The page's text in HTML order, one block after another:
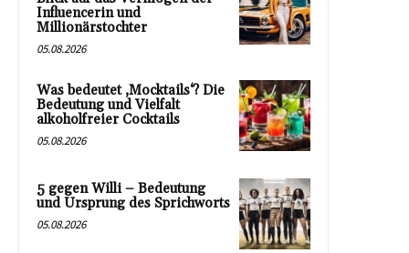
Influencerin und
Millionärstochter
05.08.2026
Was bedeutet ‚Mocktails‘? Die
Bedeutung und Vielfalt
alkoholfreier Cocktails
05.08.2026
5 gegen Willi – Bedeutung
und Ursprung des Sprichworts
05.08.2026